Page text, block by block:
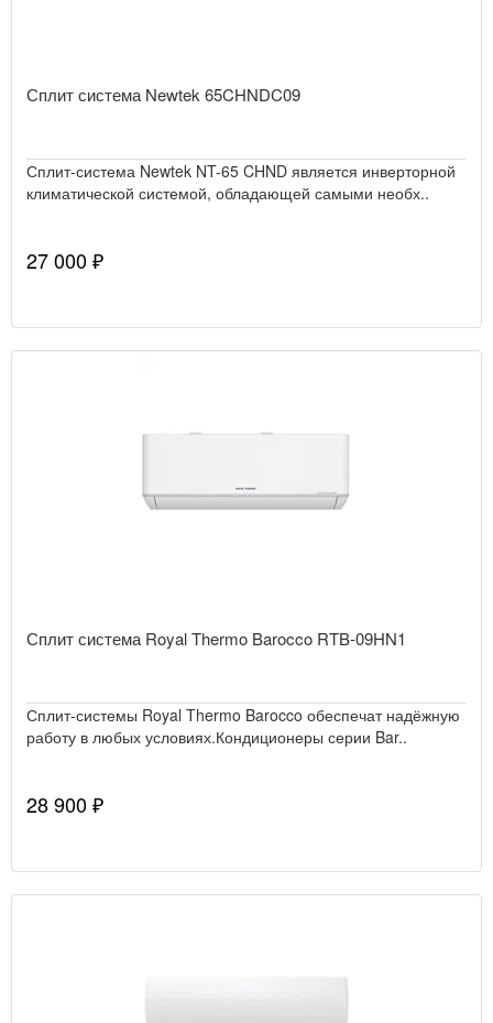
Сплит система Newtek 65CHNDC09
Сплит-система Newtek NT-65 CHND является инверторной
климатической системой, обладающей самыми необх..
27 000 ₽
Сплит система Royal Thermo Barocco RTB-09HN1
Сплит-системы Royal Thermo Barocco обеспечат надёжную
работу в любых условиях.Кондиционеры серии Bar..
28 900 ₽